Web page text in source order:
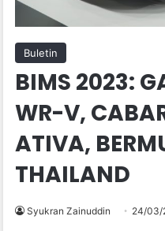
Buletin
BIMS 2023:
WR-V,
ATIVA,
THAILAND
Syukran Zainuddin 24/03/